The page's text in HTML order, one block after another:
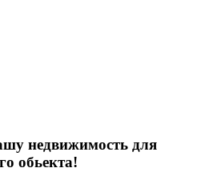
недвижимость для
обьекта!